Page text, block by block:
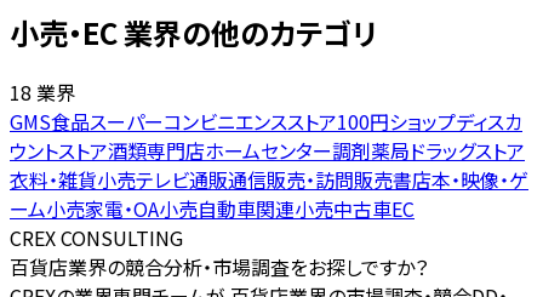
小売・EC 業界の他のカテゴリ
18 業界
GMS食品スーパーコンビニエンスストア100円ショップディスカ
ウントストア酒類専門店ホームセンター調剤薬局ドラッグストア
衣料・雑貨小売テレビ通販通信販売・訪問販売書店本・映像・ゲ
ーム小売家電・OA小売自動車関連小売中古車EC
CREX CONSULTING
百貨店業界の競合分析・市場調査をお探しですか？